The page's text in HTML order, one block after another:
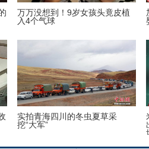
万万没想到！9岁女孩头竟皮植
入4个气球
加
婴儿”
实拍青海四川的冬虫夏草采
挖“大军”
米
出
圾？